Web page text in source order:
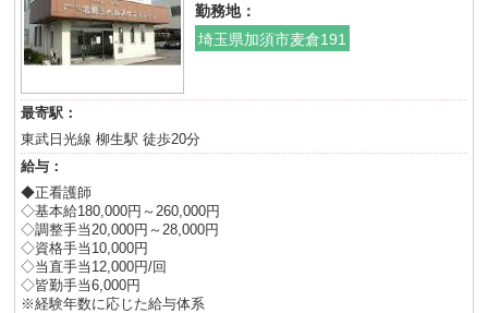
勤務地：
埼玉県加須市麦倉191
最寄駅：
東武日光線 柳生駅 徒歩20分
給与：
◆正看護師
◇基本給180,000円～260,000円
◇調整手当20,000円～28,000円
◇資格手当10,000円
◇当直手当12,000円/回
◇皆勤手当6,000円
※経験年数に応じた給与体系